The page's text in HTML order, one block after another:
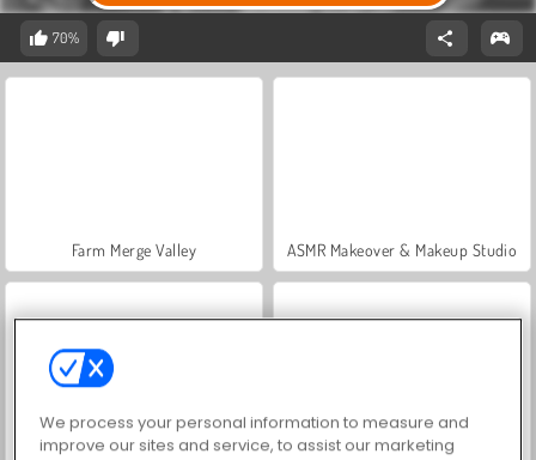
70%
Farm Merge Valley ASMR Makeover & Makeup Studio
VegaMix Da Vinci Puzzles Royal Story
We process your personal information to measure and
improve our sites and service, to assist our marketing